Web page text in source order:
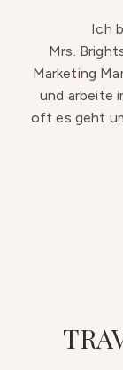
Ich
Mrs.
Marketing
und arbeite
oft es geht